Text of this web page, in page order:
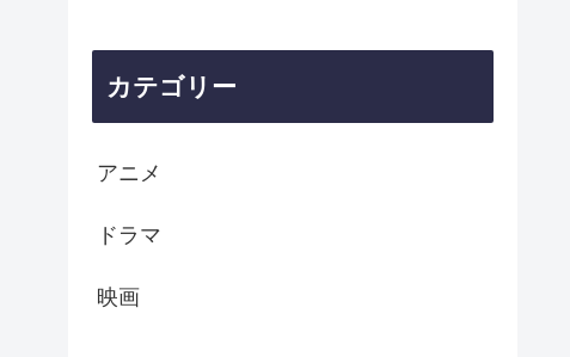
カテゴリー
アニメ
ドラマ
映画